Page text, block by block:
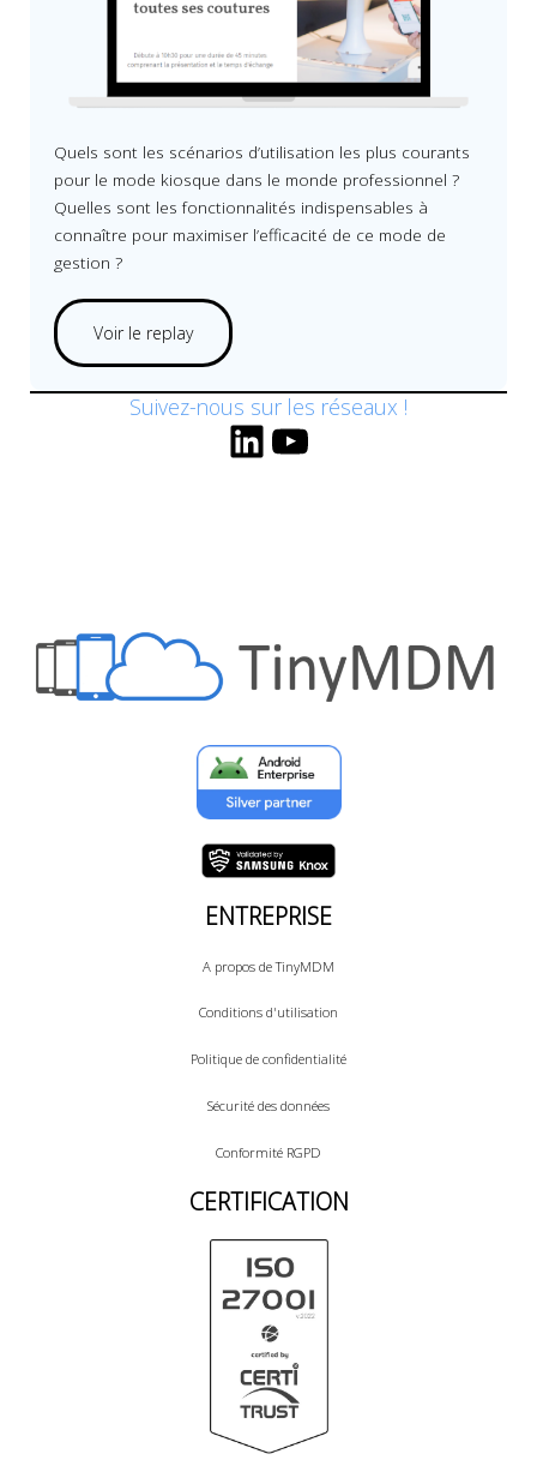
Quels sont les scénarios d’utilisation les plus courants
pour le mode kiosque dans le monde professionnel ?
Quelles sont les fonctionnalités indispensables à
connaître pour maximiser l’efficacité de ce mode de
gestion ?
Voir le replay
Suivez-nous sur les réseaux !
LinkedIn
YouTube
ENTREPRISE
A propos de TinyMDM
Conditions d'utilisation
Politique de confidentialité
Sécurité des données
Conformité RGPD
CERTIFICATION